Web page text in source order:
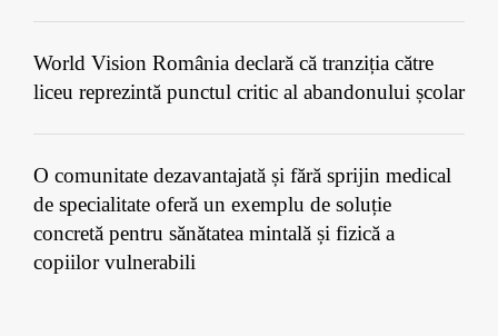
World Vision România declară că tranziția către
liceu reprezintă punctul critic al abandonului școlar
O comunitate dezavantajată și fără sprijin medical
de specialitate oferă un exemplu de soluție
concretă pentru sănătatea mintală și fizică a
copiilor vulnerabili